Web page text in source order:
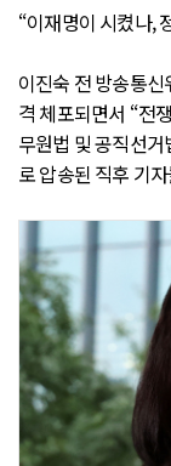
“이재명이 시켰나,
이진숙 전 방송통
격 체포되면서 “전
무원법 및 공직선
로 압송된 직후 기